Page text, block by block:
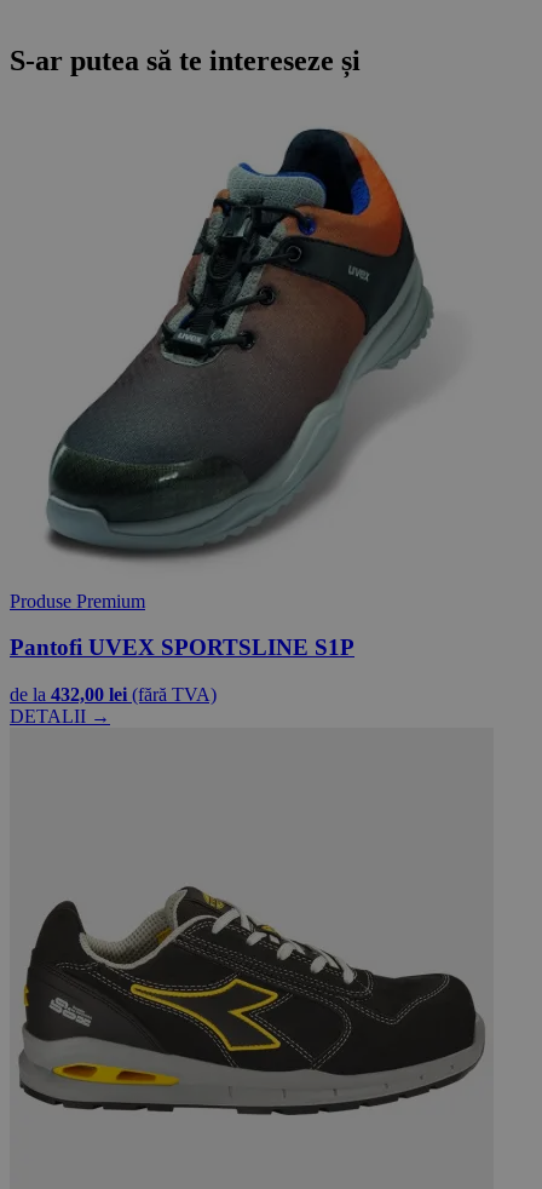
S-ar putea să te intereseze și
Produse Premium
Pantofi UVEX SPORTSLINE S1P
de la 432,00 lei (fără TVA)
DETALII →